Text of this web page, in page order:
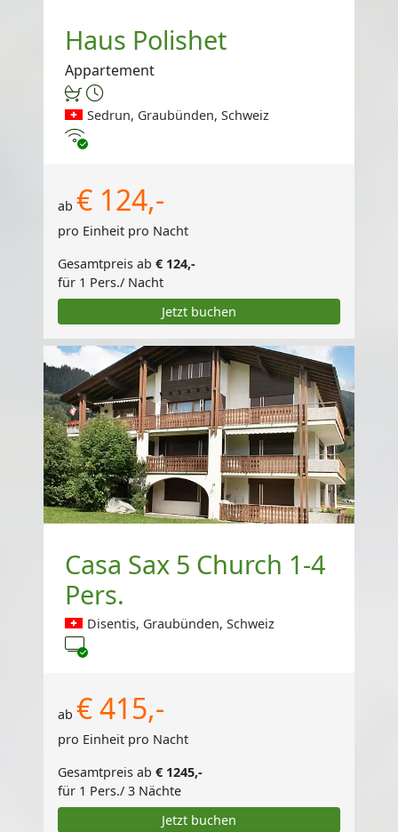
Haus Polishet
Appartement
Sedrun, Graubünden, Schweiz
Internet
ab € 124,-
pro Einheit pro Nacht
Gesamtpreis ab € 124,-
für 1 Pers./ Nacht
Jetzt buchen
Casa Sax 5 Church 1-4
Pers.
Disentis, Graubünden, Schweiz
TV
ab € 415,-
pro Einheit pro Nacht
Gesamtpreis ab € 1245,-
für 1 Pers./ 3 Nächte
Jetzt buchen